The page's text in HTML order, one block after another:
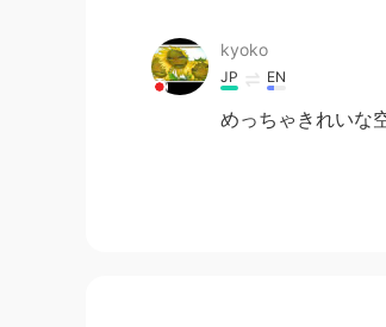
kyoko
JP EN
めっちゃきれいな